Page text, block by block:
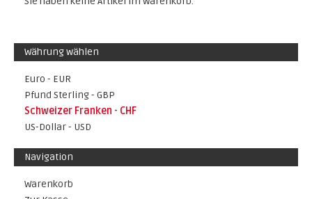
Währung wählen
Euro - EUR
Pfund Sterling - GBP
Schweizer Franken - CHF
US-Dollar - USD
Navigation
Warenkorb